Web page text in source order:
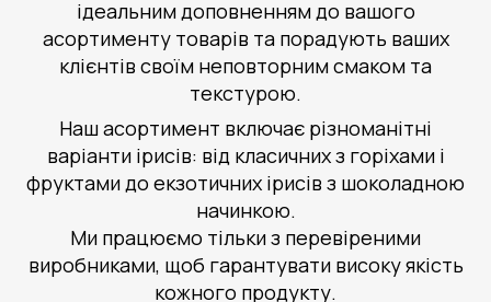
ідеальним доповненням до вашого
асортименту товарів та порадують ваших
клієнтів своїм неповторним смаком та
текстурою.
Наш асортимент включає різноманітні
варіанти ірисів: від класичних з горіхами і
фруктами до екзотичних ірисів з шоколадною
начинкою.
Ми працюємо тільки з перевіреними
виробниками, щоб гарантувати високу якість
кожного продукту.